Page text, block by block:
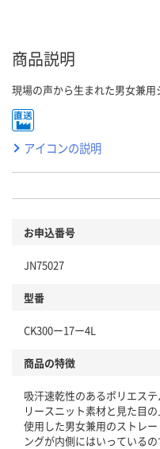
商品説明
現場の声から生まれた男女兼
アイコンの説明
お申込番号
JN75027
型番
CK300ー17ー4L
商品の特徴
吸汗速乾性のあるポリエス
リースニット素材と見た目
使用した男女兼用のストレ
ングが内側にはいっている